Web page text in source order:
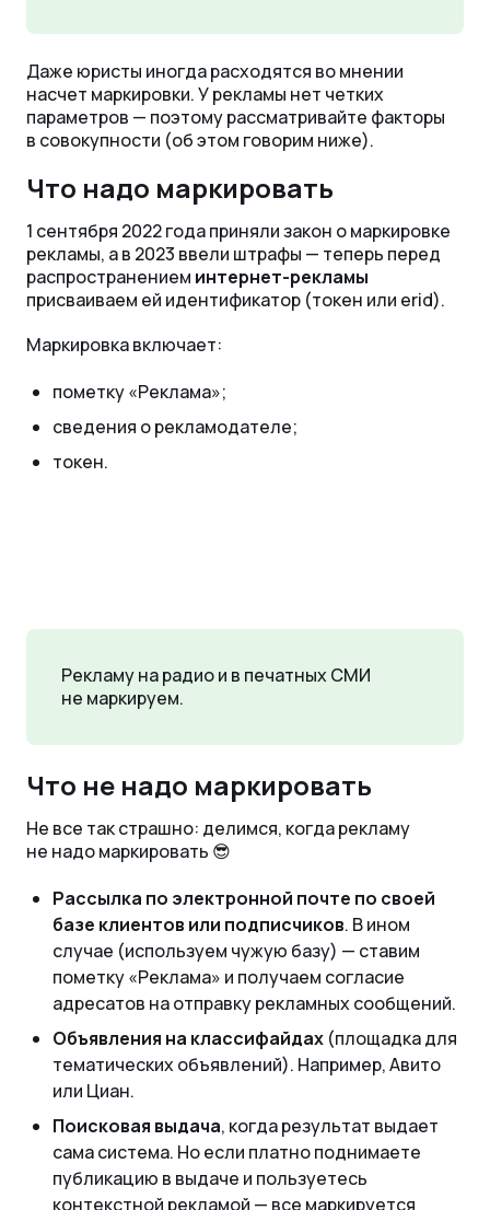
Даже юристы иногда расходятся во мнении
насчет маркировки. У рекламы нет четких
параметров — поэтому рассматривайте факторы
в совокупности (об этом говорим ниже).
Что надо маркировать
1 сентября 2022 года приняли закон о маркировке
рекламы, а в 2023 ввели штрафы — теперь перед
распространением интернет-рекламы
присваиваем ей идентификатор (токен или erid).
Маркировка включает:
пометку «Реклама»;
сведения о рекламодателе;
токен.
Рекламу на радио и в печатных СМИ
не маркируем.
Что не надо маркировать
Не все так страшно: делимся, когда рекламу
не надо маркировать 😎
Рассылка по электронной почте по своей
базе клиентов или подписчиков. В ином
случае (используем чужую базу) — ставим
пометку «Реклама» и получаем согласие
адресатов на отправку рекламных сообщений.
Объявления на классифайдах (площадка для
тематических объявлений). Например, Авито
или Циан.
Поисковая выдача, когда результат выдает
сама система. Но если платно поднимаете
публикацию в выдаче и пользуетесь
контекстной рекламой — все маркируется